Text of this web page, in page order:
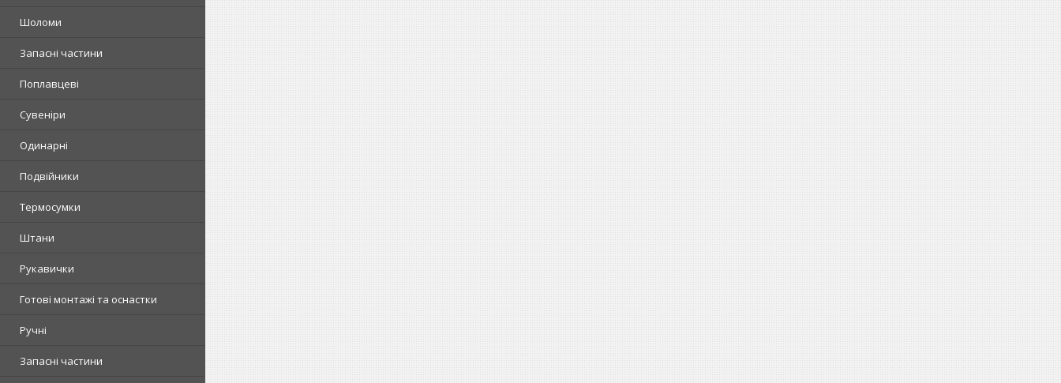
Шоломи
Запасні частини
Поплавцеві
Сувеніри
Одинарні
Подвійники
Термосумки
Штани
Рукавички
Готові монтажі та оснастки
Ручні
Запасні частини